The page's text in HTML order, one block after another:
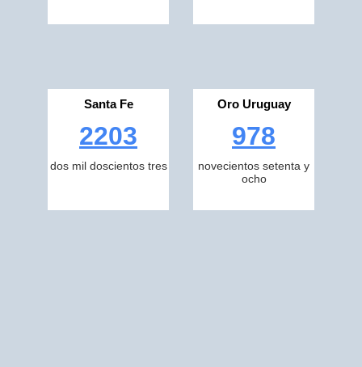
Santa Fe
2203
dos mil doscientos tres
Oro Uruguay
978
novecientos setenta y
ocho